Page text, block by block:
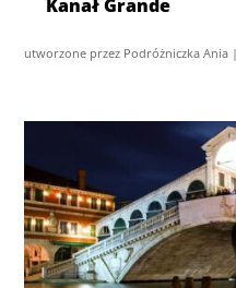
Kanał Grande
utworzone przez Podróżniczka Ania